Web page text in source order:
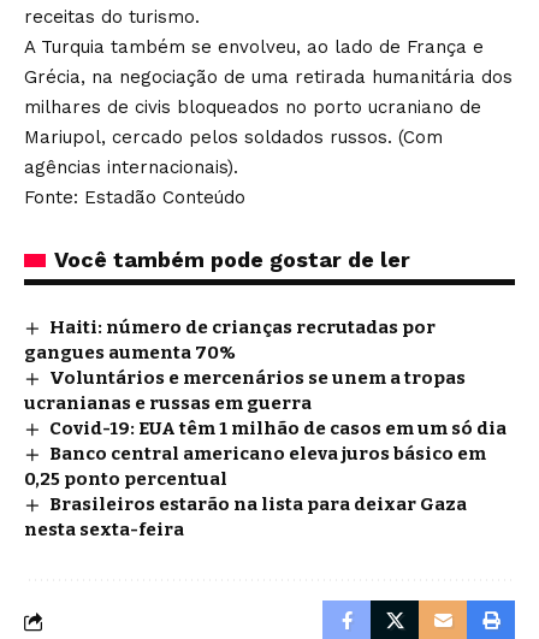
receitas do turismo.
A Turquia também se envolveu, ao lado de França e
Grécia, na negociação de uma retirada humanitária dos
milhares de civis bloqueados no porto ucraniano de
Mariupol, cercado pelos soldados russos. (Com
agências internacionais).
Fonte: Estadão Conteúdo
Você também pode gostar de ler
Haiti: número de crianças recrutadas por
gangues aumenta 70%
Voluntários e mercenários se unem a tropas
ucranianas e russas em guerra
Covid-19: EUA têm 1 milhão de casos em um só dia
Banco central americano eleva juros básico em
0,25 ponto percentual
Brasileiros estarão na lista para deixar Gaza
nesta sexta-feira